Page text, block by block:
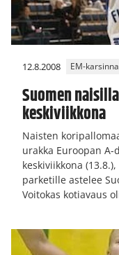
12.8.2008 EM-
Suomen
keskiviikkona
Naisten
urakka Euroopan
keskiviikkona
parketille astelee
Voitokas kotiavaus